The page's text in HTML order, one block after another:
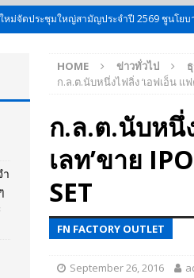
หม่จัดประชุมใหญ่สามัญประจำปี 2569 ชูนโย
งานมหกรรมยานยนต์ The 47th Bangkok
มส้มไม่แผ่ว แต่บ้านใหญ่ผนึกกำลัง สกัด!! เจาะ
ง
PR NEWS
เปิดตัว BREEZE ปักธงผู้นำ EV สองล้อที่เข้
วโครงการ ต้นแบบนวัตกรรมอาหารสุขภาพ
HOME ข่าวทั่วไป
ก.ล.ต.นับหนึ่งไฟลิ่ง ‘เอฟเอ็น แ
ก.ล.ต.นับหนึ่
เลท’ขาย
SET
FN FACTORY OUTLET
September 26, 2016